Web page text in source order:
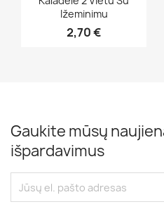
Ižeminimu
2,70 €
Gaukite mūsų
išpardavimus